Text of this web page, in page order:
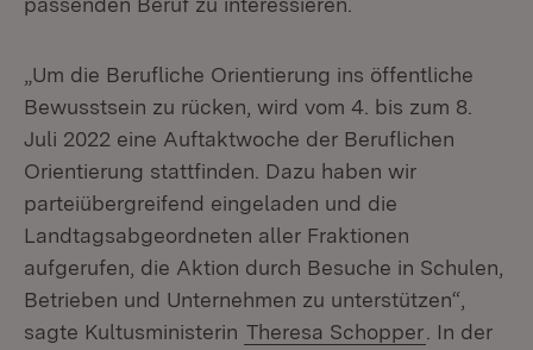
„Um die Berufliche Orientierung ins öffentliche
Bewusstsein zu rücken, wird vom 4. bis zum 8.
Juli 2022 eine Auftaktwoche der Beruflichen
Orientierung stattfinden. Dazu haben wir
parteiübergreifend eingeladen und die
Landtagsabgeordneten aller Fraktionen
aufgerufen, die Aktion durch Besuche in Schulen,
Betrieben und Unternehmen zu unterstützen“,
sagte Kultusministerin Theresa Schopper . In der